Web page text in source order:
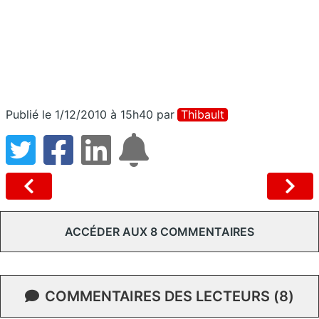
Publié le 1/12/2010 à 15h40 par Thibault
ACCÉDER AUX 8 COMMENTAIRES
COMMENTAIRES DES LECTEURS (8)